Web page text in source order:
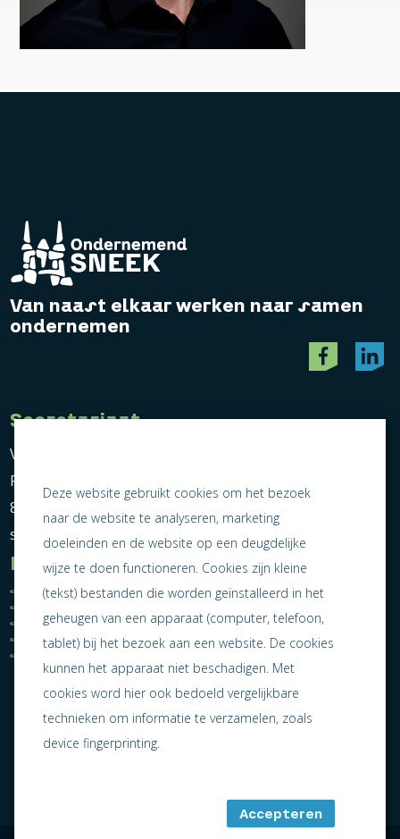
Van naast elkaar werken naar samen
ondernemen
Secretariaat
Vereniging Ondernemend Sneek
Postbus 464
8600 AL Sneek
secretariaat@ondernemendsneek.nl
Informatie
Ledenoverzicht
Algemene voorwaarden
Privacy statement
Jaarverslag 2025
Nieuws
Lid worden
Contact
Deze website gebruikt cookies om het bezoek
naar de website te analyseren, marketing
doeleinden en de website op een deugdelijke
wijze te doen functioneren. Cookies zijn kleine
(tekst) bestanden die worden geïnstalleerd in het
geheugen van een apparaat (computer, telefoon,
tablet) bij het bezoek aan een website. De cookies
kunnen het apparaat niet beschadigen. Met
cookies word hier ook bedoeld vergelijkbare
technieken om informatie te verzamelen, zoals
device fingerprinting.
Accepteren